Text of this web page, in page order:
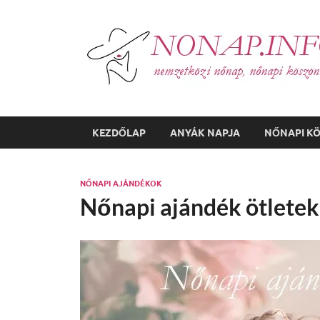
KEZDŐLAP ANYÁK NAPJA NŐNAPI
NŐNAPI AJÁNDÉKOK
Nőnapi ajándék ötletek